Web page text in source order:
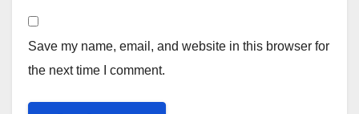
Save my name, email, and website in this browser for
the next time I comment.